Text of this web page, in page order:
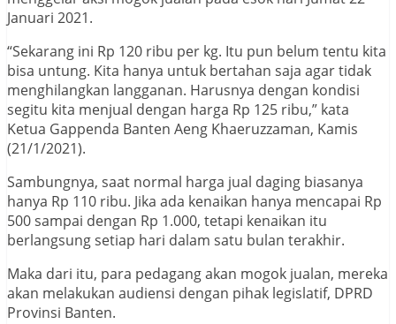
Januari 2021.
“Sekarang ini Rp 120 ribu per kg. Itu pun belum tentu kita
bisa untung. Kita hanya untuk bertahan saja agar tidak
menghilangkan langganan. Harusnya dengan kondisi
segitu kita menjual dengan harga Rp 125 ribu,” kata
Ketua Gappenda Banten Aeng Khaeruzzaman, Kamis
(21/1/2021).
Sambungnya, saat normal harga jual daging biasanya
hanya Rp 110 ribu. Jika ada kenaikan hanya mencapai Rp
500 sampai dengan Rp 1.000, tetapi kenaikan itu
berlangsung setiap hari dalam satu bulan terakhir.
Maka dari itu, para pedagang akan mogok jualan, mereka
akan melakukan audiensi dengan pihak legislatif, DPRD
Provinsi Banten.